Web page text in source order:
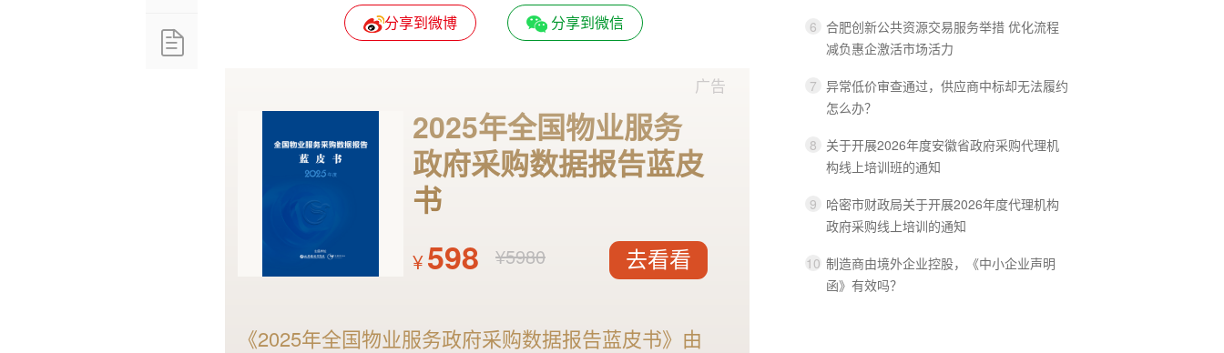
分享到微博 分享到微信
广告
2025年全国物业服务
政府采购数据报告蓝皮
书
¥598 ¥5980 去看看
《2025年全国物业服务政府采购数据报告蓝皮书》由
6 合肥创新公共资源交易服务举措 优化流程
减负惠企激活市场活力
7 异常低价审查通过，供应商中标却无法履约
怎么办？
8 关于开展2026年度安徽省政府采购代理机
构线上培训班的通知
9 哈密市财政局关于开展2026年度代理机构
政府采购线上培训的通知
10 制造商由境外企业控股，《中小企业声明
函》有效吗？